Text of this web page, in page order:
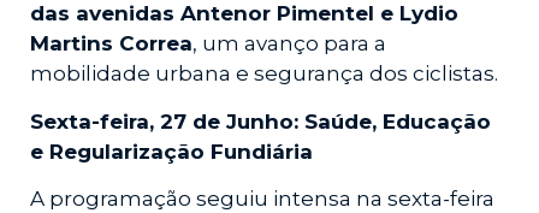
das avenidas Antenor Pimentel e Lydio
Martins Correa, um avanço para a
mobilidade urbana e segurança dos ciclistas.
Sexta-feira, 27 de Junho: Saúde, Educação
e Regularização Fundiária
A programação seguiu intensa na sexta-feira